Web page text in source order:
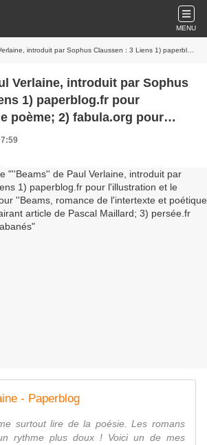
MENU
pour l'illustration et le poème; 2) fabula.org pour ''Beams, romance de l'intertexte et poétique du silence'', un très éclairant article de Pascal Maillard; 3) persée.fr article de Jean-Louis Cabanés
Verlaine, introduit par Sophus
1) paperblog.fr pour
poème; 2) fabula.org pour
de l'intertexte et poétique du
- Paperblog
surtout lire de la poésie. Les romans
rythme plus doux ! Voici un de mes